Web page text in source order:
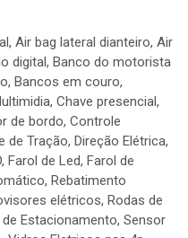
Air bag lateral dianteiro, Air
digital, Banco do motorista
Bancos em couro,
Chave presencial,
de bordo, Controle
Tração, Direção Elétrica,
Farol de Led, Farol de
Rebatimento
elétricos, Rodas de
Estacionamento, Sensor